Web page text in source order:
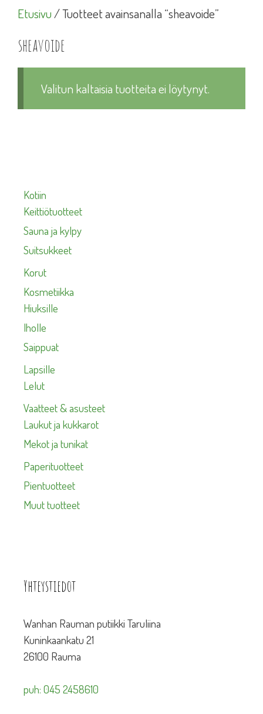
Etusivu/ Tuotteet avainsanalla “sheavoide”
sheavoide
Valitun kaltaisia tuotteita ei löytynyt.
Kotiin
Keittiötuotteet
Sauna ja kylpy
Suitsukkeet
Korut
Kosmetiikka
Hiuksille
Iholle
Saippuat
Lapsille
Lelut
Vaatteet & asusteet
Laukut ja kukkarot
Mekot ja tunikat
Paperituotteet
Pientuotteet
Muut tuotteet
Yhteystiedot
Wanhan Rauman putiikki Taruliina
Kuninkaankatu 21
26100 Rauma
puh: 045 2458610